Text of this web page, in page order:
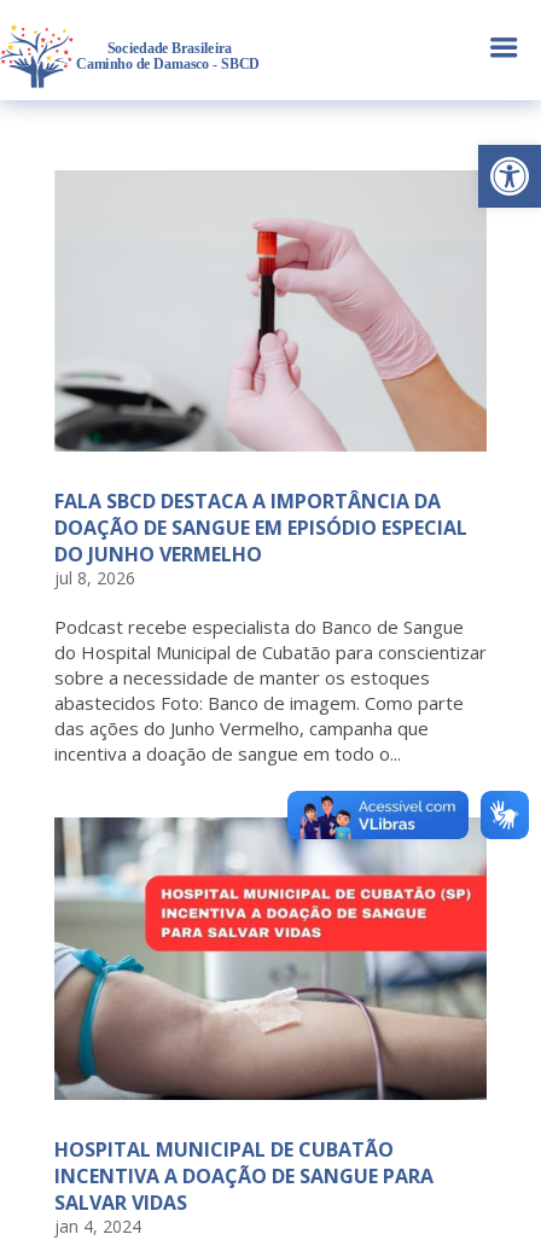
Abrir
a
FALA SBCD DESTACA A IMPORTÂNCIA DA
DOAÇÃO DE SANGUE EM EPISÓDIO ESPECIAL
DO JUNHO VERMELHO
jul 8, 2026
Podcast recebe especialista do Banco de Sangue
do Hospital Municipal de Cubatão para conscientizar
sobre a necessidade de manter os estoques
abastecidos Foto: Banco de imagem. Como parte
das ações do Junho Vermelho, campanha que
incentiva a doação de sangue em todo o...
HOSPITAL MUNICIPAL DE CUBATÃO
INCENTIVA A DOAÇÃO DE SANGUE PARA
SALVAR VIDAS
jan 4, 2024